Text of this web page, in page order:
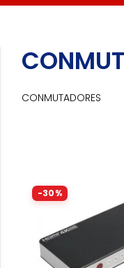
CONMUTADORES
-30%